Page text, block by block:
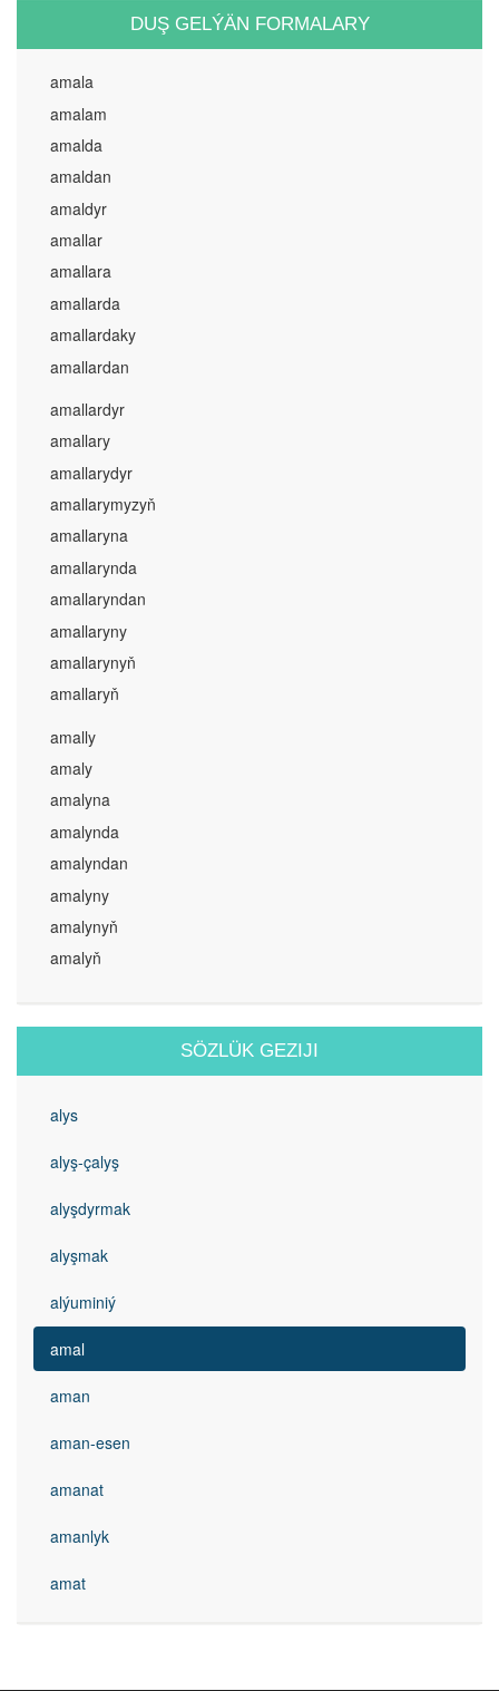
DUŞ GELÝÄN FORMALARY
amala
amalam
amalda
amaldan
amaldyr
amallar
amallara
amallarda
amallardaky
amallardan
amallardyr
amallary
amallarydyr
amallarymyzyň
amallaryna
amallarynda
amallaryndan
amallaryny
amallarynyň
amallaryň
amally
amaly
amalyna
amalynda
amalyndan
amalyny
amalynyň
amalyň
SÖZLÜK GEZIJI
alys
alyş-çalyş
alyşdyrmak
alyşmak
alýuminiý
amal
aman
aman-esen
amanat
amanlyk
amat